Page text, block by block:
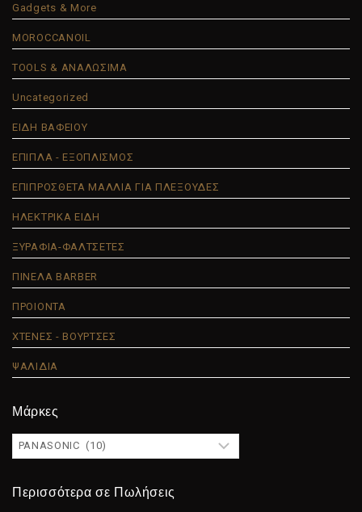
Gadgets & More
MOROCCANOIL
TOOLS & ΑΝΑΛΩΣΙΜΑ
Uncategorized
ΕΙΔΗ ΒΑΦΕΙΟΥ
ΕΠΙΠΛΑ - ΕΞΟΠΛΙΣΜΟΣ
ΕΠΙΠΡΟΣΘΕΤΑ ΜΑΛΛΙΑ ΓΙΑ ΠΛΕΞΟΥΔΕΣ
ΗΛΕΚΤΡΙΚΑ ΕΙΔΗ
ΞΥΡΑΦΙΑ-ΦΑΛΤΣΕΤΕΣ
ΠΙΝΕΛΑ BARBER
ΠΡΟΙΟΝΤΑ
ΧΤΕΝΕΣ - ΒΟΥΡΤΣΕΣ
ΨΑΛΙΔΙΑ
Μάρκες
Περισσότερα σε Πωλήσεις